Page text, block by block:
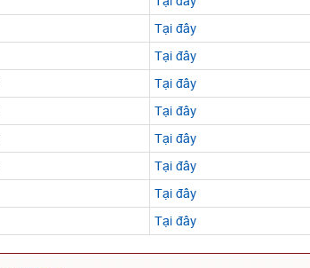
Tại đây
Tại đây
Tại đây
Tại đây
Tại đây
Tại đây
Tại đây
Tại đây